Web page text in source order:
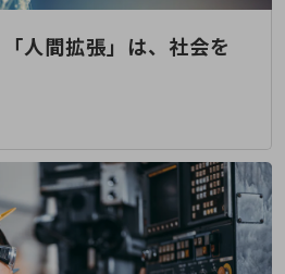
人間拡張」は、社会を